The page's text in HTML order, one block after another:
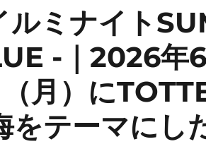
ミナイト
-｜2026年6
（月）に
をテーマにし